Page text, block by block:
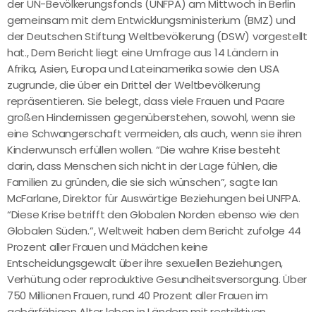
der UN-Bevölkerungsfonds (UNFPA) am Mittwoch in Berlin
gemeinsam mit dem Entwicklungsministerium (BMZ) und
der Deutschen Stiftung Weltbevölkerung (DSW) vorgestellt
hat., Dem Bericht liegt eine Umfrage aus 14 Ländern in
Afrika, Asien, Europa und Lateinamerika sowie den USA
zugrunde, die über ein Drittel der Weltbevölkerung
repräsentieren. Sie belegt, dass viele Frauen und Paare
großen Hindernissen gegenüberstehen, sowohl, wenn sie
eine Schwangerschaft vermeiden, als auch, wenn sie ihren
Kinderwunsch erfüllen wollen. “Die wahre Krise besteht
darin, dass Menschen sich nicht in der Lage fühlen, die
Familien zu gründen, die sie sich wünschen”, sagte Ian
McFarlane, Direktor für Auswärtige Beziehungen bei UNFPA.
“Diese Krise betrifft den Globalen Norden ebenso wie den
Globalen Süden.”, Weltweit haben dem Bericht zufolge 44
Prozent aller Frauen und Mädchen keine
Entscheidungsgewalt über ihre sexuellen Beziehungen,
Verhütung oder reproduktive Gesundheitsversorgung. Über
750 Millionen Frauen, rund 40 Prozent aller Frauen im